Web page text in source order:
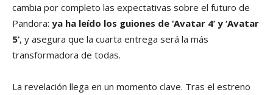
cambia por completo las expectativas sobre el futuro de
Pandora: ya ha leído los guiones de ‘Avatar 4’ y ‘Avatar
5’, y asegura que la cuarta entrega será la más
transformadora de todas.
La revelación llega en un momento clave. Tras el estreno